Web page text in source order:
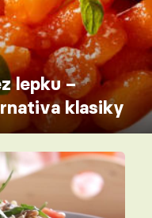
lepku –
klasiky